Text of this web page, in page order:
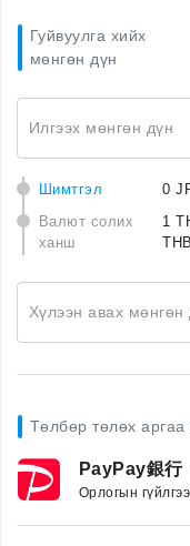
Гуйвуулга хийх
мөнгөн дүн
Илгээх мөнгөн дүн
Шимтгэл
0
Валют солих
ханш
1
Хүлээн авах мөнгөн
Төлбөр төлөх аргаа
PayPay銀
Орлогын